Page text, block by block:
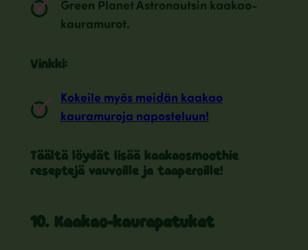
Green Planet Astronautsin kaakao-
kauramurot.
Vinkki:
Kokeile myös meidän kaakao
kauramuroja naposteluun!
Täältä löydät lisää kaakaosmoothie
reseptejä vauvoille ja taaperoille!
10. Kaakao-kaurapatukat